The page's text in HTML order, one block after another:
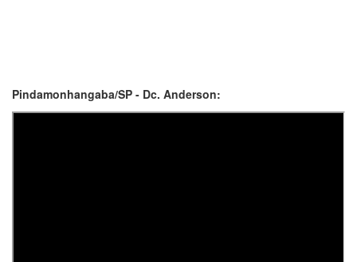
Pindamonhangaba/SP - Dc. Anderson: